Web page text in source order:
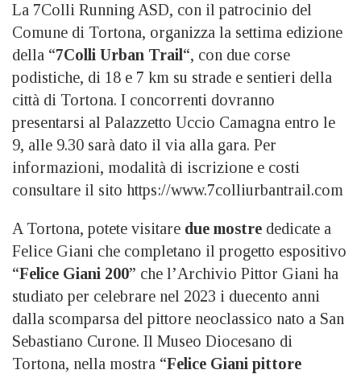
La 7Colli Running ASD, con il patrocinio del
Comune di Tortona, organizza la settima edizione
della “7Colli Urban Trail“, con due corse
podistiche, di 18 e 7 km su strade e sentieri della
città di Tortona. I concorrenti dovranno
presentarsi al Palazzetto Uccio Camagna entro le
9, alle 9.30 sarà dato il via alla gara. Per
informazioni, modalità di iscrizione e costi
consultare il sito https://www.7colliurbantrail.com
A Tortona, potete visitare due mostre dedicate a
Felice Giani che completano il progetto espositivo
“Felice Giani 200” che l’Archivio Pittor Giani ha
studiato per celebrare nel 2023 i duecento anni
dalla scomparsa del pittore neoclassico nato a San
Sebastiano Curone. Il Museo Diocesano di
Tortona, nella mostra “Felice Giani pittore